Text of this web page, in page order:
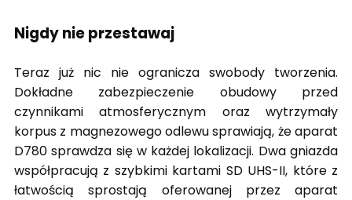
Nigdy nie przestawaj
Teraz już nic nie ogranicza swobody tworzenia.
Dokładne zabezpieczenie obudowy przed
czynnikami atmosferycznym oraz wytrzymały
korpus z magnezowego odlewu sprawiają, że aparat
D780 sprawdza się w każdej lokalizacji. Dwa gniazda
współpracują z szybkimi kartami SD UHS-II, które z
łatwością sprostają oferowanej przez aparat